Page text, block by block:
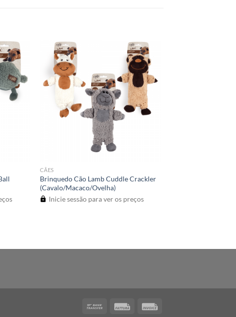
CÃES
Brinquedo Cão Lamb Cuddle Crackler
(Cavalo/Macaco/Ovelha)
Inicie sessão para ver os preços